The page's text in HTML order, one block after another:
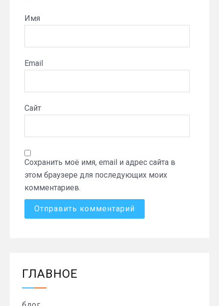
Имя
Email
Сайт
Сохранить моё имя, email и адрес сайта в
этом браузере для последующих моих
комментариев.
ГЛАВНОЕ